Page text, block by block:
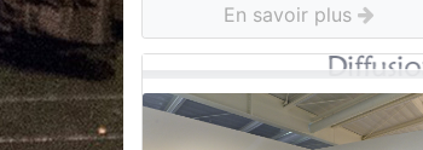
En savoir plus